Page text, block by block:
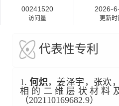
00241520
访问量
2026-6
更新时
代表性专利
1.何炽，姜泽宇，张欢
相的二维层状材料
（202110169682.9）